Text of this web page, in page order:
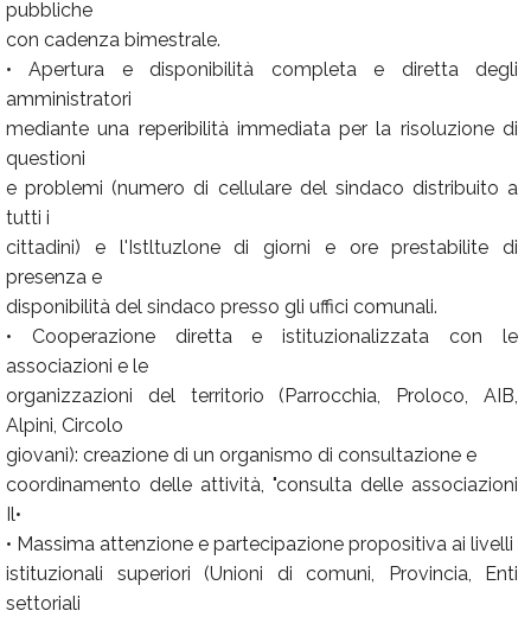
pubbliche
con cadenza bimestrale.
• Apertura e disponibilità completa e diretta degli
amministratori
mediante una reperibilità immediata per la risoluzione di
questioni
e problemi (numero di cellulare del sindaco distribuito a
tutti i
cittadini) e l'Istltuzlone di giorni e ore prestabilite di
presenza e
disponibilità del sindaco presso gli uffici comunali.
• Cooperazione diretta e istituzionalizzata con le
associazioni e le
organizzazioni del territorio (Parrocchia, Proloco, AIB,
Alpini, Circolo
giovani): creazione di un organismo di consultazione e
coordinamento delle attività, "consulta delle associazioni
Il•
• Massima attenzione e partecipazione propositiva ai livelli
istituzionali superiori (Unioni di comuni, Provincia, Enti
settoriali